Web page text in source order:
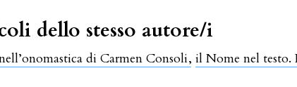
dello stesso autore/i
di Carmen Consoli,il Nome nel testo.